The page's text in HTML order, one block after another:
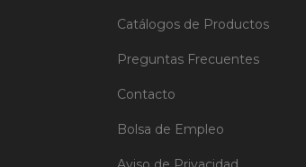
Catálogos de Productos
Preguntas Frecuentes
Contacto
Bolsa de Empleo